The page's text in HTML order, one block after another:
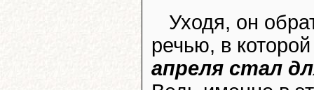
Уходя, он
речью, в
апреля стал